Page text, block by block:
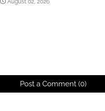
August 02, 2026
Post a Comment (0)